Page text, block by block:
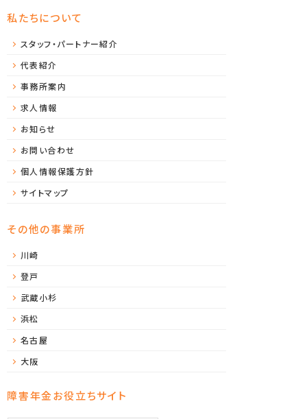
私たちについて
スタッフ・パートナー紹介
代表紹介
事務所案内
求人情報
お知らせ
お問い合わせ
個人情報保護方針
サイトマップ
その他の事業所
川崎
登戸
武蔵小杉
浜松
名古屋
大阪
障害年金お役立ちサイト